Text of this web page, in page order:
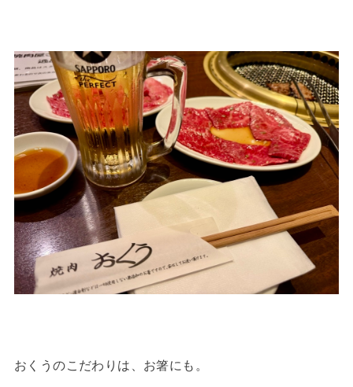
おくうのこだわりは、お箸にも。